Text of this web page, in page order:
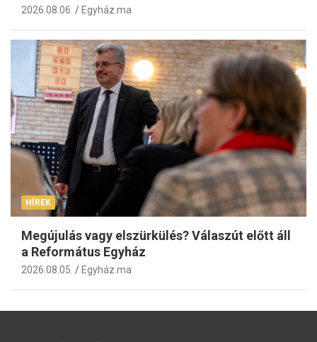
2026.08.06. Egyház.ma
HÍREK
Megújulás vagy elszürkülés? Válaszút előtt áll
a Református Egyház
2026.08.05. Egyház.ma